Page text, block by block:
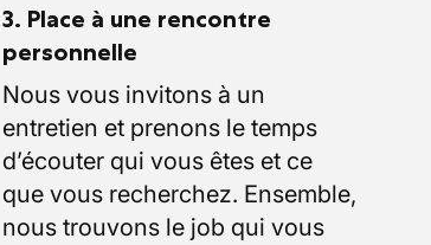
3. Place à une rencontre
personnelle
Nous vous invitons à un
entretien et prenons le temps
d’écouter qui vous êtes et ce
que vous recherchez. Ensemble,
nous trouvons le job qui vous